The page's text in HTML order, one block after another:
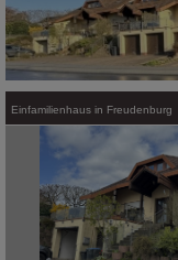
Einfamilienhaus in Freudenburg